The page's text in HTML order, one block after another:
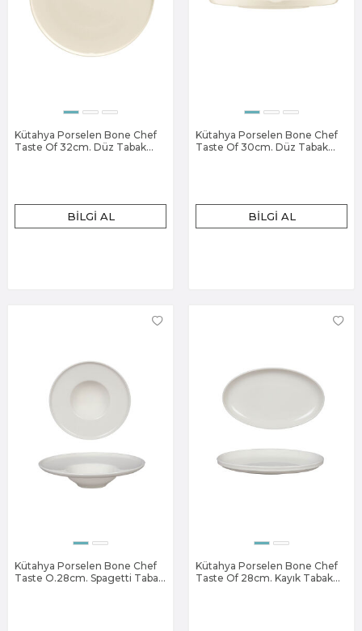
Kütahya Porselen Bone Chef
Taste Of 32cm. Düz Tabak
BILGI AL
Kütahya Porselen Bone Chef
Taste Of 30cm. Düz Tabak
BILGI AL
Kütahya Porselen Bone Chef
Taste O.28cm. Spagetti Tabak
Kütahya Porselen Bone Chef
Taste Of 28cm. Kayık Tabak